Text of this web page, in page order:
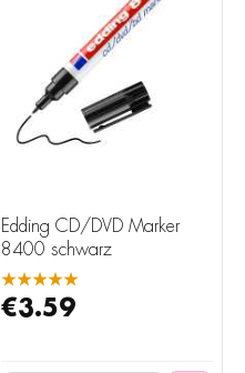
Edding CD/DVD Marker
8400 schwarz
★★★★★
€3.59